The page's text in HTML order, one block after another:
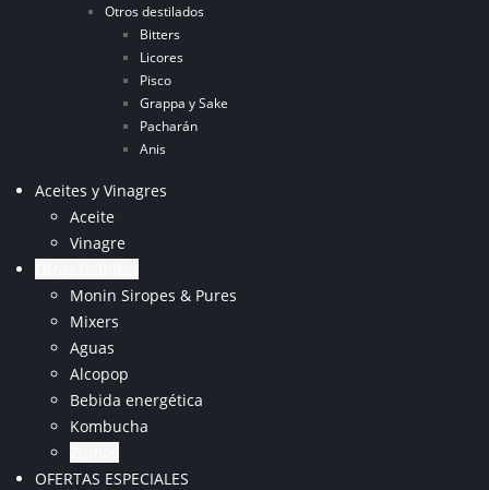
Otros destilados
Bitters
Licores
Pisco
Grappa y Sake
Pacharán
Anis
Aceites y Vinagres
Aceite
Vinagre
Monin Siropes & Pures
Mixers
Aguas
Alcopop
Bebida energética
Kombucha
OFERTAS ESPECIALES